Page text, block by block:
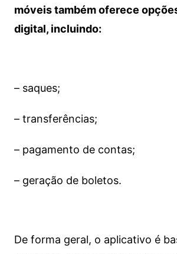
móveis também oferece
digital, incluindo:
– saques;
– transferências;
– pagamento de contas;
– geração de boletos.
De forma geral, o aplicativo é